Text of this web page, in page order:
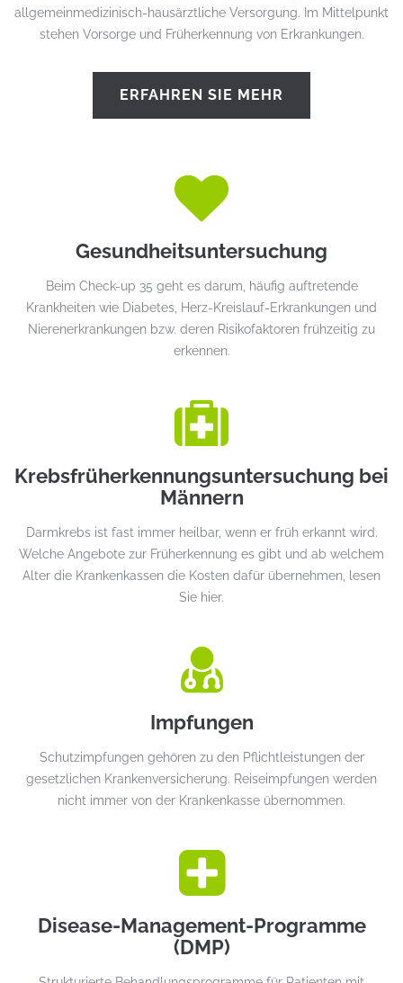
allgemeinmedizinisch-hausärztliche Versorgung. Im Mittelpunkt
stehen Vorsorge und Früherkennung von Erkrankungen.
ERFAHREN SIE MEHR
Gesundheits­untersuchung
Beim Check-up 35 geht es darum, häufig auftretende
Krankheiten wie Diabetes, Herz-Kreislauf-Erkrankungen und
Nierenerkrankungen bzw. deren Risikofaktoren frühzeitig zu
erkennen.
Krebs­­früherkennungs­­unter­suchung bei
Männern
Darmkrebs ist fast immer heilbar, wenn er früh erkannt wird.
Welche Angebote zur Früherkennung es gibt und ab welchem
Alter die Krankenkassen die Kosten dafür übernehmen, lesen
Sie hier.
Impfungen
Schutzimpfungen gehören zu den Pflichtleistungen der
gesetzlichen Krankenversicherung. Reiseimpfungen werden
nicht immer von der Krankenkasse übernommen.
Disease-Management-Programme
(DMP)